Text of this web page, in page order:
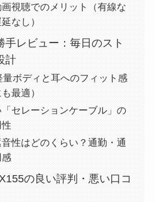
視聴でのメリット（有線な
なし）
手レビュー：毎日のスト
計
量ボディと耳へのフィット感
最適）
セレーションケーブル」の
性はどのくらい？通勤・通
の良い評判・悪い口コ